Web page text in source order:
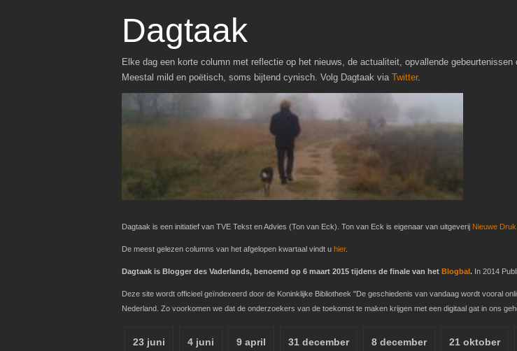
Dagtaak
Elke dag een korte column met reflectie op het nieuws, de actualiteit, opvallende gebeurtenissen
Meestal mild en poëtisch, soms bijtend cynisch. Volg Dagtaak via Twitter.
Dagtaak is een initiatief van TVE Tekst en Advies (Ton van Eck). Ton van Eck is eigenaar van uitgeverij Nieuwe Druk.
De meest gelezen columns van het afgelopen kwartaal vindt u hier.
Dagtaak is Blogger des Vaderlands, benoemd op 6 maart 2015 tijdens de finale van het Blogbal. In 2014
Deze site wordt officieel geïndexeerd door de Koninklijke Bibliotheek "De geschiedenis van vandaag wordt vooral
Nederland. Zo voorkomen we dat de onderzoekers van de toekomst te maken krijgen met een digitaal gat in ons
23 juni 4 juni 9 april 31 december 8 december 21 oktober